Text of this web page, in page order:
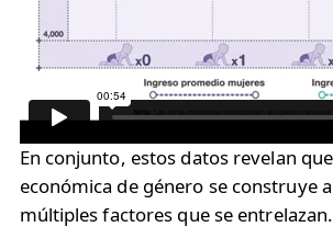
En conjunto, estos datos revelan
económica de género se construye
múltiples factores que se